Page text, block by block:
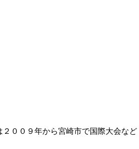
００９年から宮崎市で国際大会など